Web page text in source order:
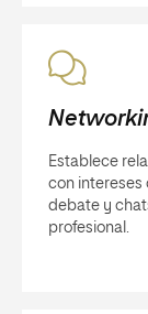
Establece
con intereses
debate y
profesional.